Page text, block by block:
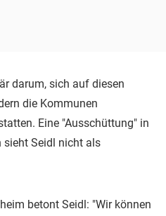
darum, sich auf diesen
die Kommunen
Eine "Ausschüttung" in
sieht Seidl nicht als
betont Seidl: "Wir können